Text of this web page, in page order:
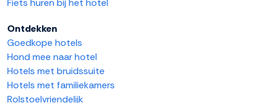
Fiets huren bij het hotel
Ontdekken
Goedkope hotels
Hond mee naar hotel
Hotels met bruidssuite
Hotels met familiekamers
Rolstoelvriendelijk